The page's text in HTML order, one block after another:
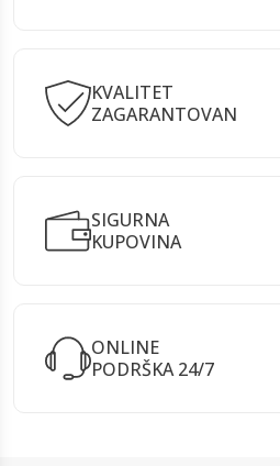
KVALITET
ZAGARANTOVAN
SIGURNA
KUPOVINA
ONLINE
PODRŠKA 24/7